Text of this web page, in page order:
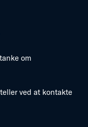
om
ved at kontakte